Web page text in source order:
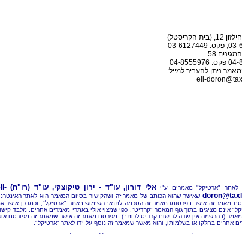
הקריסטל)
58
ניתן להעביר למייל:
eli-
לאתר "ארטיקל" מאמרים ע"יאלי דורון, עו"ד - ירון טיקוצקי, עו"ד (רו"ח)
שאישר שהוא הכותב של מאמר זה ושהקישור בסיום המאמר הוא לאתר
מאמר זה אישר בפרסומו מאמר זה הסכמה לתנאי השימוש באתר "ארטיקל", וכמו כן אישר
אינם מציגים בתוך גוף המאמר "קרדיט", כפי שמצוי אולי באתרי מאמרים אחרים, מלבד
(בהרשמה אין שדה לרישום קרדיט לכותב). מפרסם מאמר זה אישר שמאמר זה מפורסם
אחרים בחלקו או בשלמותו, והוא מאשר שמאמר זה נוסף על ידו לאתר "ארטיקל".